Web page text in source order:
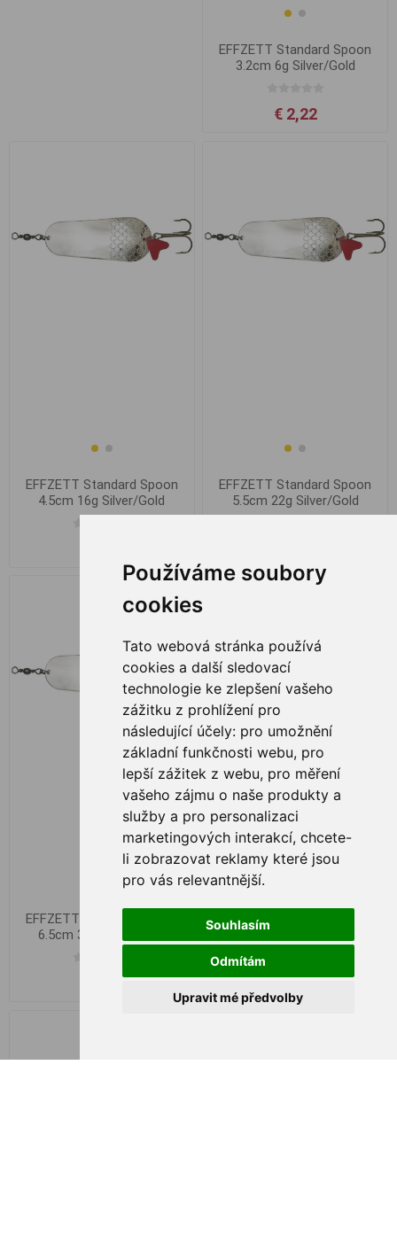
Používáme soubory
cookies
Tato webová stránka používá
cookies a další sledovací
technologie ke zlepšení vašeho
zážitku z prohlížení pro
následující účely: pro umožnění
základní funkčnosti webu, pro
lepší zážitek z webu, pro měření
vašeho zájmu o naše produkty a
služby a pro personalizaci
marketingových interakcí, chcete-
li zobrazovat reklamy které jsou
pro vás relevantnější.
Souhlasím
Odmítám
Upravit mé předvolby
EFFZETT Standard Spoon
3.2cm 6g Silver/Gold
€ 2,22
EFFZETT Standard Spoon
4.5cm 16g Silver/Gold
EFFZETT Standard Spoon
5.5cm 22g Silver/Gold
EFFZETT Standard Spoon
6.5cm 30g Silver/Gold
€ 4,61
EFFZETT Standard Spoon
8.0cm 45g Silver/Gold
€ 5,89